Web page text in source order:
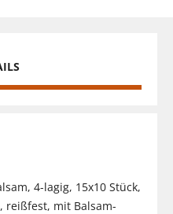
4-lagig, 15x10 Stück,
reißfest, mit Balsam-